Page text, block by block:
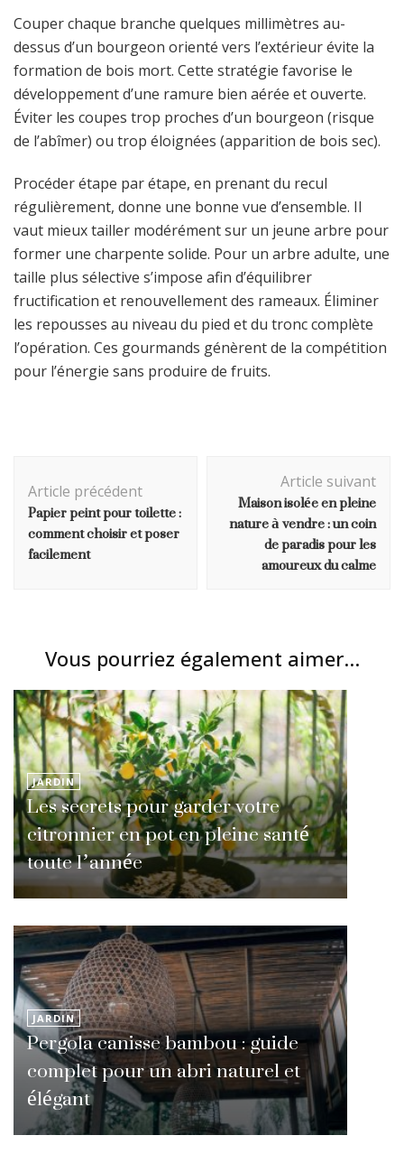
Couper chaque branche quelques millimètres au-
dessus d’un bourgeon orienté vers l’extérieur évite la
formation de bois mort. Cette stratégie favorise le
développement d’une ramure bien aérée et ouverte.
Éviter les coupes trop proches d’un bourgeon (risque
de l’abîmer) ou trop éloignées (apparition de bois sec).
Procéder étape par étape, en prenant du recul
régulièrement, donne une bonne vue d’ensemble. Il
vaut mieux tailler modérément sur un jeune arbre pour
former une charpente solide. Pour un arbre adulte, une
taille plus sélective s’impose afin d’équilibrer
fructification et renouvellement des rameaux. Éliminer
les repousses au niveau du pied et du tronc complète
l’opération. Ces gourmands génèrent de la compétition
pour l’énergie sans produire de fruits.
d'article
Article précédent
Papier peint pour toilette :
comment choisir et poser
facilement
Article suivant
Maison isolée en pleine
nature à vendre : un coin
de paradis pour les
amoureux du calme
Vous pourriez également aimer...
JARDIN
Les secrets pour garder votre
citronnier en pot en pleine santé
toute l’année
JARDIN
Pergola canisse bambou : guide
complet pour un abri naturel et
élégant